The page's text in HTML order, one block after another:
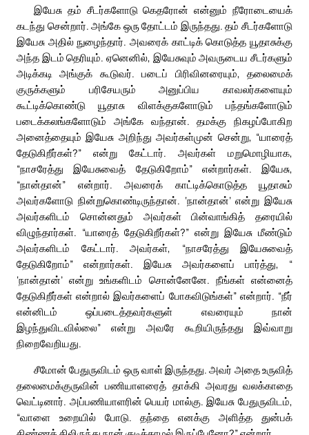
இயேசு தம் சீடர்களோடு கெதரோன் என்னும் நீரோடையைக்
கடந்து சென்றார். அங்கே ஒரு தோட்டம் இருந்தது. தம் சீடர்களோடு
இயேசு அதில் நுழைந்தார். அவரைக் காட்டிக் கொடுத்த யூதாசுக்கு
அந்த இடம் தெரியும். ஏனெனில், இயேசுவும் அவருடைய சீடர்களும்
அடிக்கடி அங்குக் கூடுவர். படைப் பிரிவினரையும், தலைமைக்
குருக்களும் பரிசேயரும் அனுப்பிய காவலர்களையும்
கூட்டிக்கொண்டு யூதாசு விளக்குகளோடும் பந்தங்களோடும்
படைக்கலங்களோடும் அங்கே வந்தான். தமக்கு நிகழப்போகிற
அனைத்தையும் இயேசு அறிந்து அவர்கள்முன் சென்று, “யாரைத்
தேடுகிறீர்கள்?” என்று கேட்டார். அவர்கள் மறுமொழியாக,
“நாசரேத்து இயேசுவைத் தேடுகிறோம்” என்றார்கள். இயேசு,
“நான்தான்” என்றார். அவரைக் காட்டிக்கொடுத்த யூதாசும்
அவர்களோடு நின்றுகொண்டிருந்தான். ‘நான்தான்’ என்று இயேசு
அவர்களிடம் சொன்னதும் அவர்கள் பின்வாங்கித் தரையில்
விழுந்தார்கள். “யாரைத் தேடுகிறீர்கள்?” என்று இயேசு மீண்டும்
அவர்களிடம் கேட்டார். அவர்கள், “நாசரேத்து இயேசுவைத்
தேடுகிறோம்” என்றார்கள். இயேசு அவர்களைப் பார்த்து, “
‘நான்தான்’ என்று உங்களிடம் சொன்னேனே. நீங்கள் என்னைத்
தேடுகிறீர்கள் என்றால் இவர்களைப் போகவிடுங்கள்” என்றார். “நீர்
என்னிடம் ஒப்படைத்தவர்களுள் எவரையும் நான்
இழந்துவிடவில்லை” என்று அவரே கூறியிருந்தது இவ்வாறு
நிறைவேறியது.
சீமோன் பேதுருவிடம் ஒரு வாள் இருந்தது. அவர் அதை உருவித்
தலைமைக்குருவின் பணியாளரைத் தாக்கி அவரது வலக்காதை
வெட்டினார். அப்பணியாளரின் பெயர் மால்கு. இயேசு பேதுருவிடம்,
“வாளை உறையில் போடு. தந்தை எனக்கு அளித்த துன்பக்